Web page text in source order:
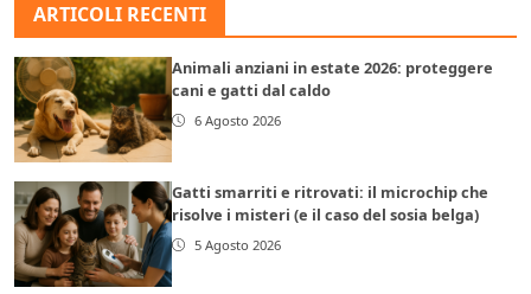
ARTICOLI RECENTI
Animali anziani in estate 2026: proteggere
cani e gatti dal caldo
6 Agosto 2026
Gatti smarriti e ritrovati: il microchip che
risolve i misteri (e il caso del sosia belga)
5 Agosto 2026